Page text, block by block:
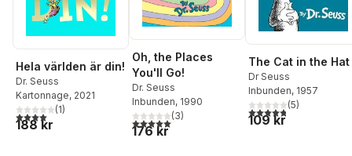
Hela världen är din!
Dr. Seuss
Kartonnage, 2021
4,0utav 5 stjärnor. Totalt antal röster:
(1)
188 kr
Oh, the Places
You'll Go!
Dr. Seuss
Inbunden, 1990
5,0utav 5 stjärnor. Totalt antal röster:
(3)
176 kr
The Cat in the Hat
Dr Seuss
Inbunden, 1957
4,8utav 5 stjärnor.
(5)
109 kr